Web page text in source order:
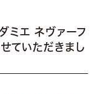
ミエ ネヴァーフ
いただきまし